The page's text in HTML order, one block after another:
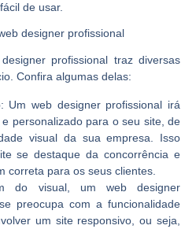
de usar.
designer profissional
profissional traz diversas
Confira algumas delas:
Um web designer profissional irá
personalizado para o seu site, de
visual da sua empresa. Isso
se destaque da concorrência e
correta para os seus clientes.
do visual, um web designer
preocupa com a funcionalidade
um site responsivo, ou seja,